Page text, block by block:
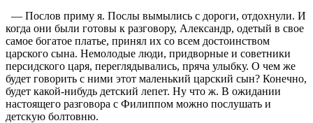
— Послов приму я. Послы вымылись с дороги, отдохнули. И
когда они были готовы к разговору, Александр, одетый в свое
самое богатое платье, принял их со всем достоинством
царского сына. Немолодые люди, придворные и советники
персидского царя, переглядывались, пряча улыбку. О чем же
будет говорить с ними этот маленький царский сын? Конечно,
будет какой-нибудь детский лепет. Ну что ж. В ожидании
настоящего разговора с Филиппом можно послушать и
детскую болтовню.